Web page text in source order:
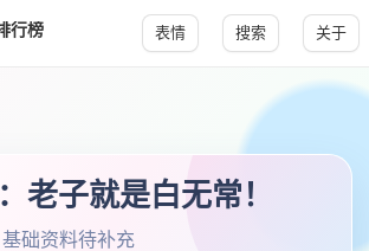
行榜 表情 搜索 关于
老子就是白无常！
础资料待补充